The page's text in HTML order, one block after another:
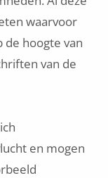
waarvoor
hoogte van
van de
en mogen